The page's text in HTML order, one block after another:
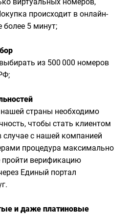
происходит в онлайн-
более 5 минут;
из 500 000 номеров
страны необходимо
чтобы стать клиентом
случае с нашей компанией
процедура максимально
верификацию
Единый портал
и даже платиновые